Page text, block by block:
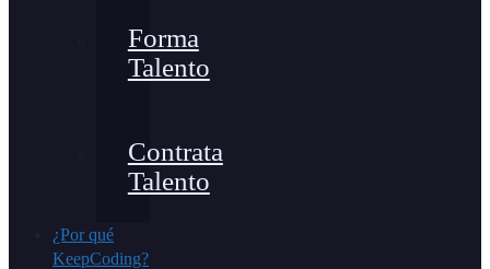
Forma
Talento
Contrata
Talento
¿Por qué
KeepCoding?